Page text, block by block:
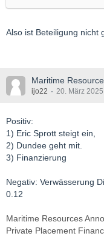
Also ist Beteiligung nicht
Maritime
ijo22 20. März 2025
Positiv:
1) Eric Sprott steigt ein,
2) Dundee geht mit.
3) Finanzierung
Negativ: Verwässerung
0.12
Maritime Resources
Private Placement